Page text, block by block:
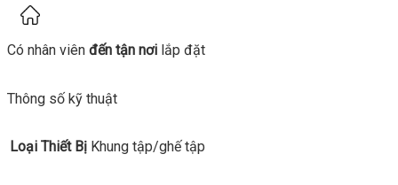
Có nhân viên đến tận nơi lắp đặt
Thông số kỹ thuật
Loại Thiết Bị Khung tập/ghế tập